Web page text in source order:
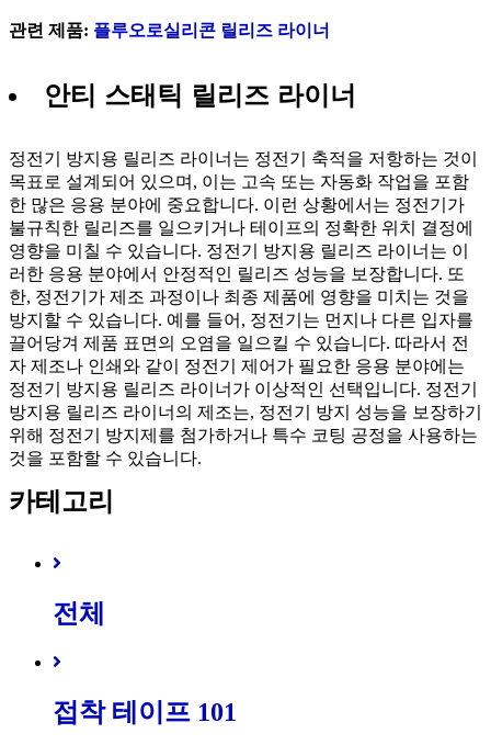
관련 제품: 플루오로실리콘 릴리즈 라이너
안티 스태틱 릴리즈 라이너
정전기 방지용 릴리즈 라이너는 정전기 축적을 저항하는 것이
목표로 설계되어 있으며, 이는 고속 또는 자동화 작업을 포함
한 많은 응용 분야에 중요합니다. 이런 상황에서는 정전기가
불규칙한 릴리즈를 일으키거나 테이프의 정확한 위치 결정에
영향을 미칠 수 있습니다. 정전기 방지용 릴리즈 라이너는 이
러한 응용 분야에서 안정적인 릴리즈 성능을 보장합니다. 또
한, 정전기가 제조 과정이나 최종 제품에 영향을 미치는 것을
방지할 수 있습니다. 예를 들어, 정전기는 먼지나 다른 입자를
끌어당겨 제품 표면의 오염을 일으킬 수 있습니다. 따라서 전
자 제조나 인쇄와 같이 정전기 제어가 필요한 응용 분야에는
정전기 방지용 릴리즈 라이너가 이상적인 선택입니다. 정전기
방지용 릴리즈 라이너의 제조는, 정전기 방지 성능을 보장하기
위해 정전기 방지제를 첨가하거나 특수 코팅 공정을 사용하는
것을 포함할 수 있습니다.
카테고리
전체
접착 테이프 101